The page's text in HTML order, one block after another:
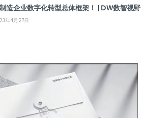
造企业数字化转型总体框架！ | DW数智视野
年4月27日